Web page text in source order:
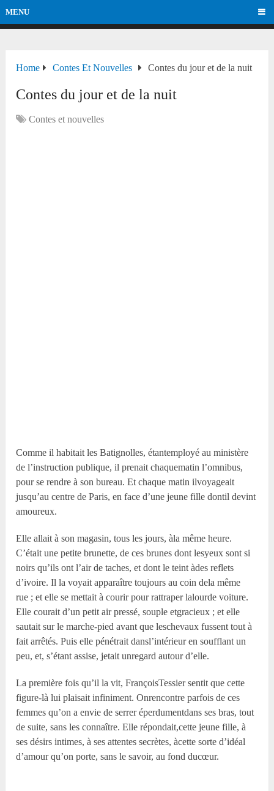
MENU
Home Contes Et Nouvelles Contes du jour et de la nuit
Contes du jour et de la nuit
Contes et nouvelles
Comme il habitait les Batignolles, étantemployé au ministère
de l’instruction publique, il prenait chaquematin l’omnibus,
pour se rendre à son bureau. Et chaque matin ilvoyageait
jusqu’au centre de Paris, en face d’une jeune fille dontil devint
amoureux.
Elle allait à son magasin, tous les jours, àla même heure.
C’était une petite brunette, de ces brunes dont lesyeux sont si
noirs qu’ils ont l’air de taches, et dont le teint àdes reflets
d’ivoire. Il la voyait apparaître toujours au coin dela même
rue ; et elle se mettait à courir pour rattraper lalourde voiture.
Elle courait d’un petit air pressé, souple etgracieux ; et elle
sautait sur le marche-pied avant que leschevaux fussent tout à
fait arrêtés. Puis elle pénétrait dansl’intérieur en soufflant un
peu, et, s’étant assise, jetait unregard autour d’elle.
La première fois qu’il la vit, FrançoisTessier sentit que cette
figure-là lui plaisait infiniment. Onrencontre parfois de ces
femmes qu’on a envie de serrer éperdumentdans ses bras, tout
de suite, sans les connaître. Elle répondait,cette jeune fille, à
ses désirs intimes, à ses attentes secrètes, àcette sorte d’idéal
d’amour qu’on porte, sans le savoir, au fond ducœur.